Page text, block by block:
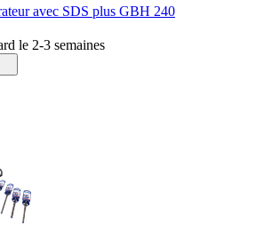
avec SDS plus GBH 240
le 2-3 semaines